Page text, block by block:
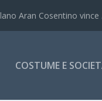
Aran Cosentino vince
COSTUME E